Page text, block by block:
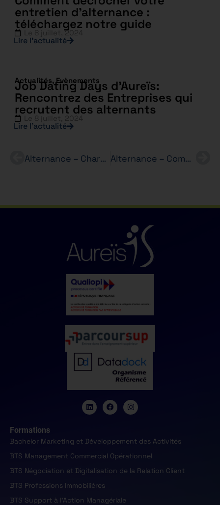
entretien d’alternance :
téléchargez notre guide
8 juillet, 2024
Lire l’actualité
Actualités,Evènements
Job Dating Days d’Aureïs:
Rencontrez des Entreprises qui
recrutent des alternants
Lire l’actualité
Alternance – Charge(e) de mission RH (H/F) – Concessionnaire – Bachelor RH Alternance – Commercial Chargé(e) de Relations Entreprises (H/F) – BTS NDRC
Formations
Bachelor Marketing et Développement des Activités
BTS Management Commercial Opérationnel
BTS Négociation et Digitalisation de la Relation Client
BTS Professions Immobilières
BTS Support à l'Action Managériale